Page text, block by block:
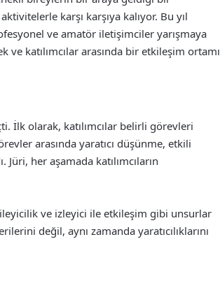
karşı karşıya kalıyor. Bu yıl
ve amatör iletişimciler yarışmaya
katılımcılar arasında bir etkileşim ortamı
İlk olarak, katılımcılar belirli görevleri
arasında yaratıcı düşünme, etkili
her aşamada katılımcıların
ve izleyici ile etkileşim gibi unsurlar
değil, aynı zamanda yaratıcılıklarını